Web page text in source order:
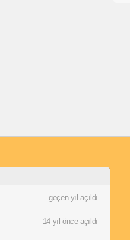
geçen yıl açıldı
14 yıl önce açıldı